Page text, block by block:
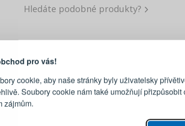
pro vás!
cookie, aby naše stránky byly uživatelsky
Soubory cookie nám také umožňují přizpůsobit
zájmům.
Hledáte podobné produkty?
účet
Emailová adresa